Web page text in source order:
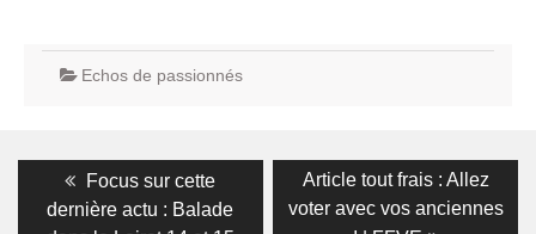
Echos de passionnés
Navigation
Previous
post:
Focus sur cette
dernière actu : Balade
Next
post:
Article tout frais : Allez
voter avec vos anciennes